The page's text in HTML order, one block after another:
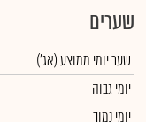
שערים
שער יומי ממוצע(אג')
יומי גבוה
יומי נמוך